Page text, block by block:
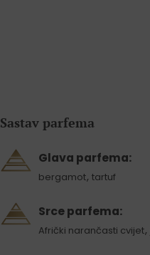
Sastav parfema
Glava parfema:
bergamot, tartuf
Srce parfema:
Afrički narančasti cvijet,